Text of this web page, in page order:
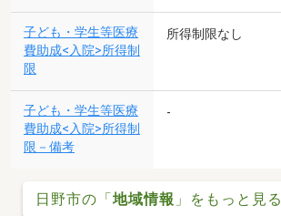
子ども・学生等医療
費助成<入院>所得制
限
所得制限なし
子ども・学生等医療
費助成<入院>所得制
限－備考
-
日野市の「地域情報 」をもっと見る